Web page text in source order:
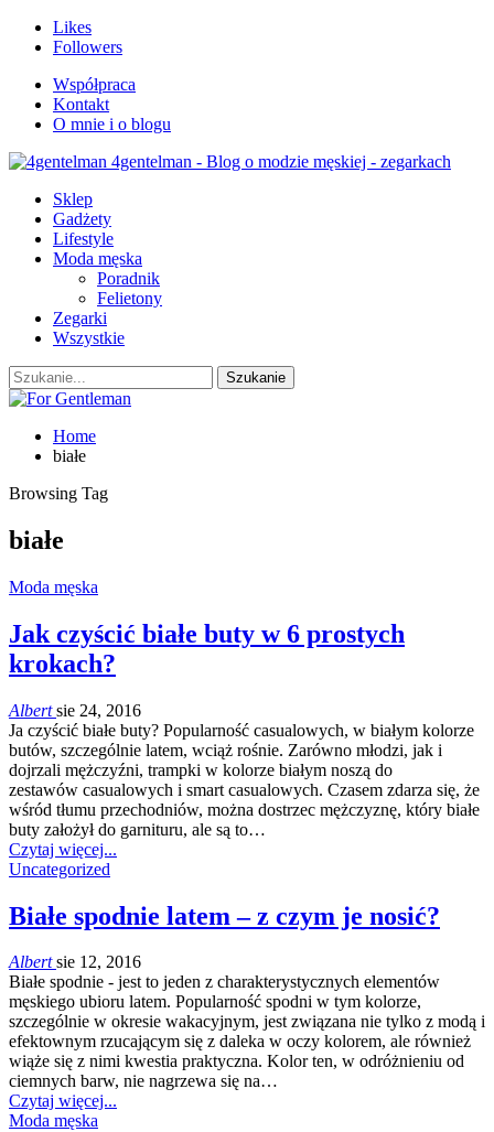
Likes
Followers
Współpraca
Kontakt
O mnie i o blogu
4gentelman - Blog o modzie męskiej - zegarkach
Sklep
Gadżety
Lifestyle
Moda męska
Poradnik
Felietony
Zegarki
Wszystkie
Home
białe
Browsing Tag
białe
Moda męska
Jak czyścić białe buty w 6 prostych
krokach?
Albertsie 24, 2016
Ja czyścić białe buty? Popularność casualowych, w białym kolorze
butów, szczególnie latem, wciąż rośnie. Zarówno młodzi, jak i
dojrzali mężczyźni, trampki w kolorze białym noszą do
zestawów casualowych i smart casualowych. Czasem zdarza się, że
wśród tłumu przechodniów, można dostrzec mężczyznę, który białe
buty założył do garnituru, ale są to…
Czytaj więcej...
Uncategorized
Białe spodnie latem – z czym je nosić?
Albertsie 12, 2016
Białe spodnie - jest to jeden z charakterystycznych elementów
męskiego ubioru latem. Popularność spodni w tym kolorze,
szczególnie w okresie wakacyjnym, jest związana nie tylko z modą i
efektownym rzucającym się z daleka w oczy kolorem, ale również
wiąże się z nimi kwestia praktyczna. Kolor ten, w odróżnieniu od
ciemnych barw, nie nagrzewa się na…
Czytaj więcej...
Moda męska